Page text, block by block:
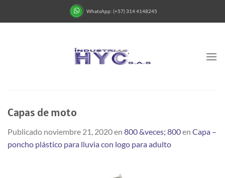
WhatsApp: (+57) 314 4148245
Capas de moto
Publicado noviembre 21, 2020en 800 &veces; 800en Capa –
poncho plástico para lluvia con logo para adulto